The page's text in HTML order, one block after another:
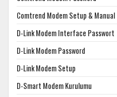
Comtrend Modem Setup & Manual
D-Link Modem Interface Passwort
D-Link Modem Password
D-Link Modem Setup
D-Smart Modem Kurulumu